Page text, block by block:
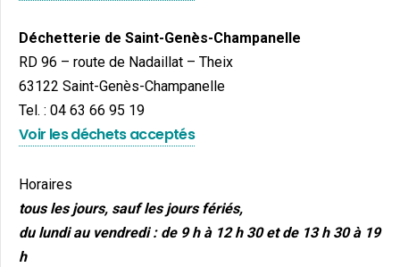
Déchetterie de Saint-Genès-Champanelle
RD 96 – route de Nadaillat – Theix
63122 Saint-Genès-Champanelle
Tel. : 04 63 66 95 19
Voir les déchets acceptés
Horaires
tous les jours, sauf les jours fériés,
du lundi au vendredi : de 9 h à 12 h 30 et de 13 h 30 à 19
h